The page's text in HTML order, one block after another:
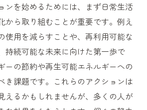
ビジネス成功談
を推進するための社会運動
学ぶ持続可能な取り組みの重要性
から見る未来への指針
社会におけるリーダーシップの
ンを始めるためには、まず日常生活
から取り組むことが重要です。例え
使用を減らすことや、再利用可能な
持続可能な未来に向けた第一歩で
ーの節約や再生可能エネルギーへの
き課題です。これらのアクションは
えるかもしれませんが、多くの人が